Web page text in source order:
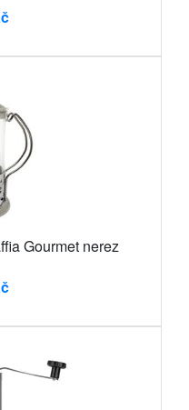
Gourmet nerez